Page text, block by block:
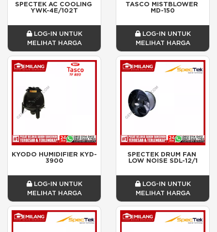
SPECTEK AC COOLING
YWK-4E/102T
LOG-IN UNTUK
MELIHAT HARGA
TASCO MISTBLOWER
MD-150
LOG-IN UNTUK
MELIHAT HARGA
KYODO HUMIDIFIER KYD-
3900
LOG-IN UNTUK
MELIHAT HARGA
SPECTEK DRUM FAN
LOW NOISE SDL-12/1
LOG-IN UNTUK
MELIHAT HARGA